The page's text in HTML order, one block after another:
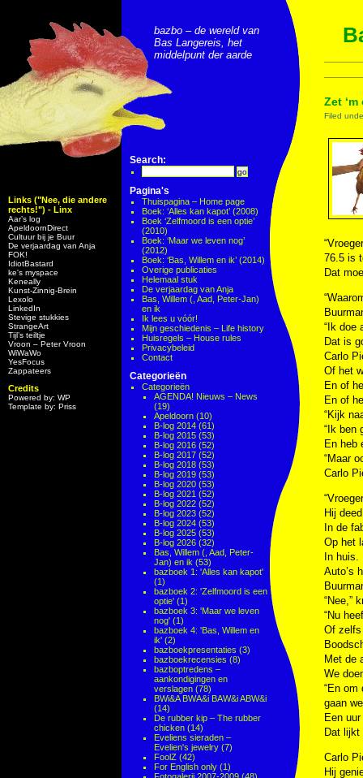
Links ("Nee, die andere
rechts!") - Linx
Aar’s log
ApeldoornDirect
Cultuur bij je Buur
De verjaardag van Anja
FOK!
IdiotBastard
ke's myspace
Keneally
Kunst-Zinnig-Brein
Lexolo
LinkedIn
Stevige stukkies
StrangeArt
Tijl’s teiltje
Vroon – Peter Vroon
WiWaWo
YesFocus
Zappateers
Credits
Powered by: WP
Template by: Priss
bazbo – de wereld van
Bas Langereis, het
middelpunt der aarde
Search:
Pagina's
Thuispagina – Home page
Boek: ‘Alles kan kapot’ (2008)
Boek ‘Zelfmoord is een optie’
(2010)
Boek: ‘Maar we leven nog’
(2012)
Boek: ‘Bas, Willem en ik’ (2014)
Overige publicaties
Helemaal stuk
De verjaardag van Anja
Bas, Willem (, Aad, Peter-Jan)
en ik
Ik lees u vóór!
Mijn geschiedenis – Life history
Huisregels – House rules
Privacybeleid
Contact
Categorieën
Categorieën
AGENDA! Nieuws – News
(19)
Apeldoorn (10)
B-log 2014 (61)
B-log 2015 (53)
B-log 2016 (52)
B-log 2017 (52)
B-log 2018 (53)
B-log 2019 (53)
B-log 2020 (53)
B-log 2021 (52)
B-log 2022 (52)
B-log 2023 (52)
B-log 2024 (53)
B-log 2025 (53)
B-log 2026 (32)
Bas, Willem (, Aad, Peter-
Jan) en ik (53)
bazboek 1: 'Alles kan kapot'
(1)
bazboek 2: 'Zelfmoord is een
optie' (1)
bazboek 3: 'Maar we leven
nog' (1)
bazboek 4: 'Bas, Willem en
ik' (2)
bazboekpresentaties (3)
bazboekrecensies (8)
bazboptredens –
aankondigingen en
verslagen (78)
BWi&A BWA&i BAW&i ABW&i
(14)
De rubber kip – The rubber
chicken (14)
Eveliens sieraden –
Evelien's jewelry (7)
FoolZ (42)
For English only (1)
Zet
Filed
76.5 is
Dat
“Ik doe
Dat is
Carlo
Of het
En of
En of
“Kijk
“Ik ben
En heb
“Maar
Carlo
Hij
In de
Op het
In huis.
Auto’s
“Nee,”
“Nu
Of
Met de
We
“En om
gaan
Een
Dat lijkt
Carlo
Hij